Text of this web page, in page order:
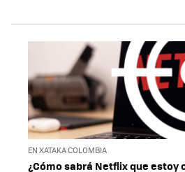
EN XATAKA COLOMBIA
¿Cómo sabrá Netflix que